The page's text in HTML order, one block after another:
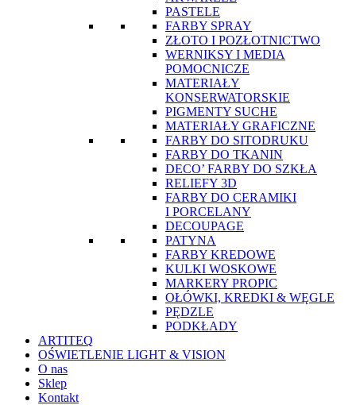
PASTELE
FARBY SPRAY
ZŁOTO I POZŁOTNICTWO
WERNIKSY I MEDIA
POMOCNICZE
MATERIAŁY
KONSERWATORSKIE
PIGMENTY SUCHE
MATERIAŁY GRAFICZNE
FARBY DO SITODRUKU
FARBY DO TKANIN
DECO’ FARBY DO SZKŁA
RELIEFY 3D
FARBY DO CERAMIKI
I PORCELANY
DECOUPAGE
PATYNA
FARBY KREDOWE
KULKI WOSKOWE
MARKERY PROPIC
OŁÓWKI, KREDKI & WĘGLE
PĘDZLE
PODKŁADY
ARTITEQ
OŚWIETLENIE LIGHT & VISION
O nas
Sklep
Kontakt